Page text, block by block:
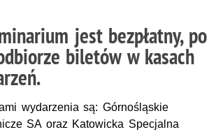
jest bezpłatny, po
biletów w kasach
wydarzenia są: Górnośląskie
SAoraz Katowicka Specjalna